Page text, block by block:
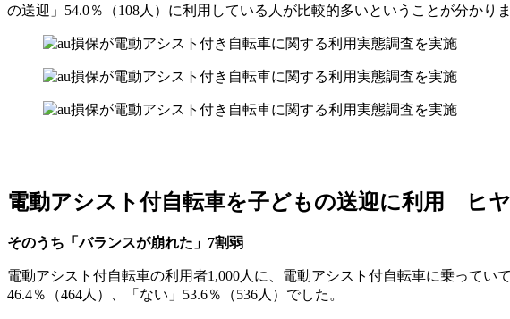
の送迎」54.0％（108人）に利用している人が比較的多いということが分かりま
電動アシスト付自転車を子どもの送迎に利用 ヒ
そのうち「バランスが崩れた」7割弱
電動アシスト付自転車の利用者1,000人に、電動アシスト付自転車に乗って
46.4％（464人）、「ない」53.6％（536人）でした。